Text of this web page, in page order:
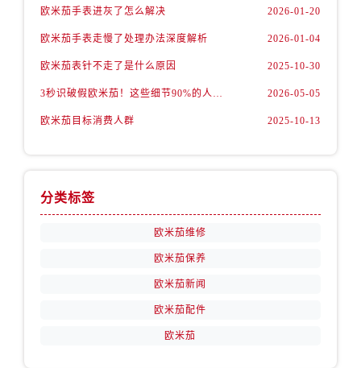
山西省临汾市尧都区解放路售后服务中心（需提前预约）
欧米茄手表进灰了怎么解决 2026-01-20
欧米茄手表走慢了处理办法深度解析 2026-01-04
欧米茄表针不走了是什么原因 2025-10-30
3秒识破假欧米茄！这些细节90%的人都忽略了 2026-05-05
欧米茄目标消费人群 2025-10-13
分类标签
欧米茄维修
欧米茄保养
欧米茄新闻
欧米茄配件
欧米茄